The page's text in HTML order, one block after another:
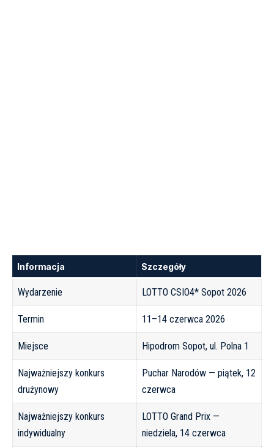
Informacja Szczegóły
Wydarzenie LOTTO CSIO4* Sopot 2026
Termin 11–14 czerwca 2026
Miejsce Hipodrom Sopot, ul. Polna 1
Najważniejszy konkurs
drużynowy
Puchar Narodów — piątek, 12
czerwca
Najważniejszy konkurs
indywidualny
LOTTO Grand Prix —
niedziela, 14 czerwca